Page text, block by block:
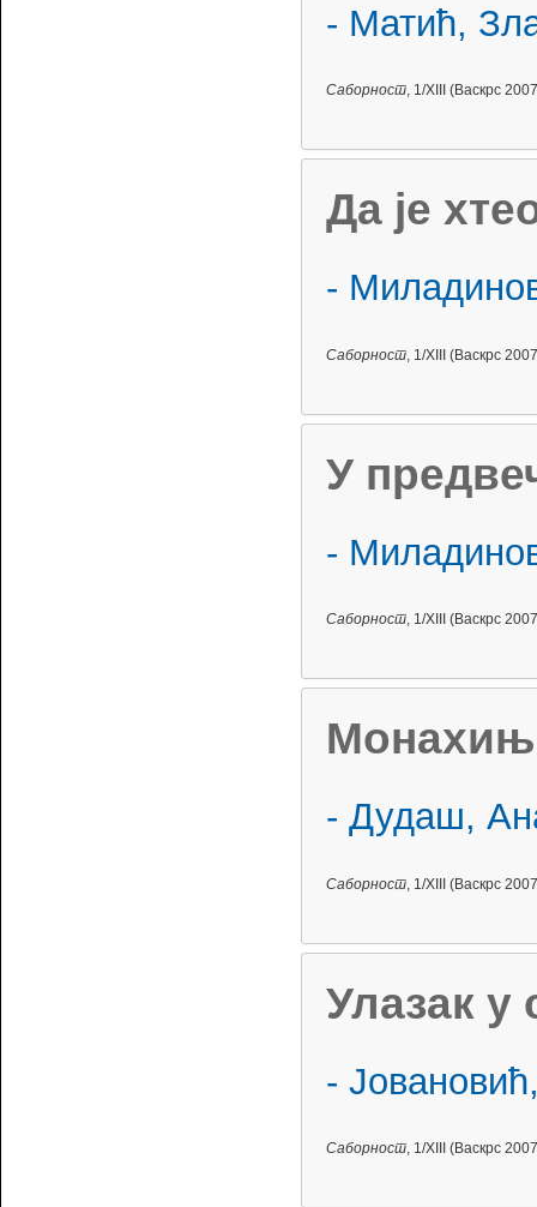
- Матић,
Саборност , 1/XIII (Васкрс
Да је
-
Саборност , 1/XIII (Васкрс
У
-
Саборност , 1/XIII (Васкрс
- Дудаш,
Саборност , 1/XIII (Васкрс
Улазак у
-
Саборност , 1/XIII (Васкрс